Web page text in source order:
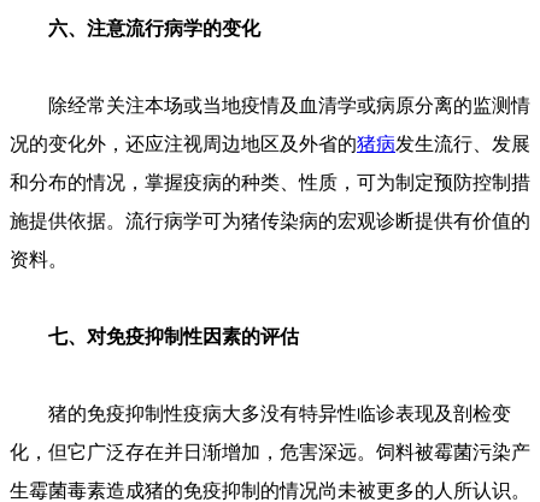
六、注意流行病学的变化
除经常关注本场或当地疫情及血清学或病原分离的监测情
况的变化外，还应注视周边地区及外省的猪病发生流行、发展
和分布的情况，掌握疫病的种类、性质，可为制定预防控制措
施提供依据。流行病学可为猪传染病的宏观诊断提供有价值的
资料。
七、对免疫抑制性因素的评估
猪的免疫抑制性疫病大多没有特异性临诊表现及剖检变
化，但它广泛存在并日渐增加，危害深远。饲料被霉菌污染产
生霉菌毒素造成猪的免疫抑制的情况尚未被更多的人所认识。